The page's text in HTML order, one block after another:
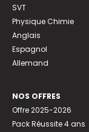
SVT
Physique Chimie
Anglais
Espagnol
Allemand
NOS OFFRES
Offre 2025-2026
Pack Réussite 4 ans